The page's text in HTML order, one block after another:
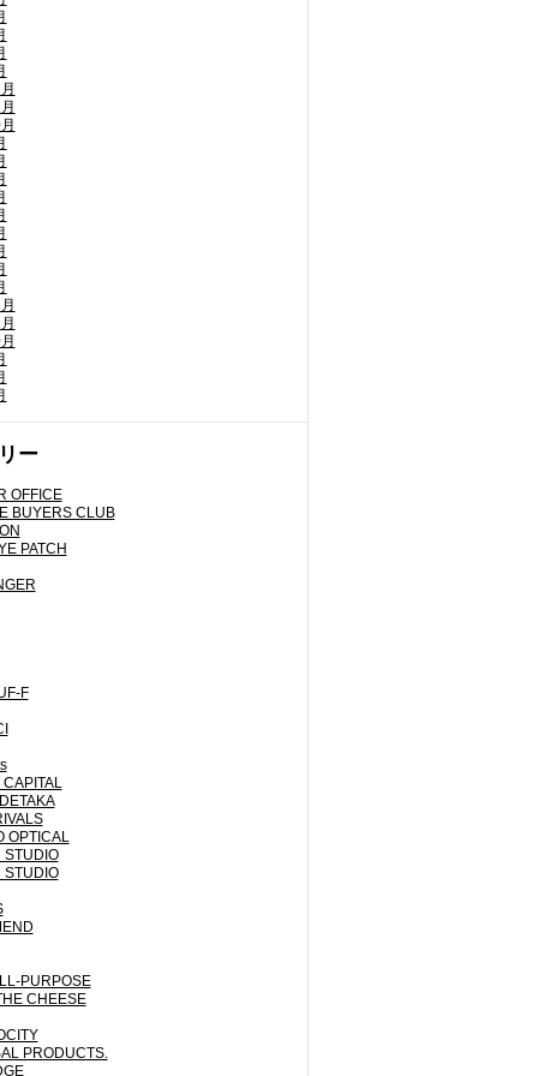
ー
OFFICE
BUYERS CLUB
PATCH
F
CAPITAL
OPTICAL
STUDIO
STUDIO
PURPOSE
CHEESE
PRODUCTS.